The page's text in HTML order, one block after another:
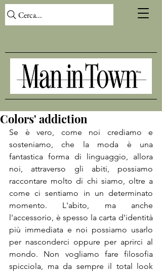
Cerca...
Colors' addiction
Se è vero, come noi crediamo e
sosteniamo, che la moda è una
fantastica forma di linguaggio, allora
noi, attraverso gli abiti, possiamo
raccontare molto di chi siamo, oltre a
come ci sentiamo in un determinato
momento. L'abito, ma anche
l'accessorio, è spesso la carta d'identità
più immediata e noi possiamo usarlo
per nasconderci oppure per aprirci al
mondo. Non vogliamo fare filosofia
spicciola, ma da sempre il total look